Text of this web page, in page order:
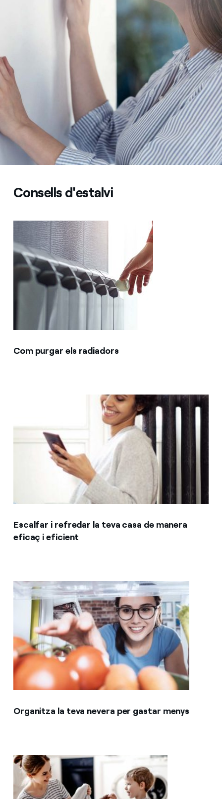
Com puc veure les meves factures d'Endesa?
Com canviar el titular del contracte?
Has rebut una oferta per canviar de companyia?
Ofertes per a autònoms i Pymes
Gestiones diverses comunitats de propietaris?
Compromís
Blog
Estafes telefòniques
Consells d'estalvi
Com purgar els radiadors
Escalfar i refredar la teva casa de manera
eficaç i eficient
Organitza la teva nevera per gastar menys